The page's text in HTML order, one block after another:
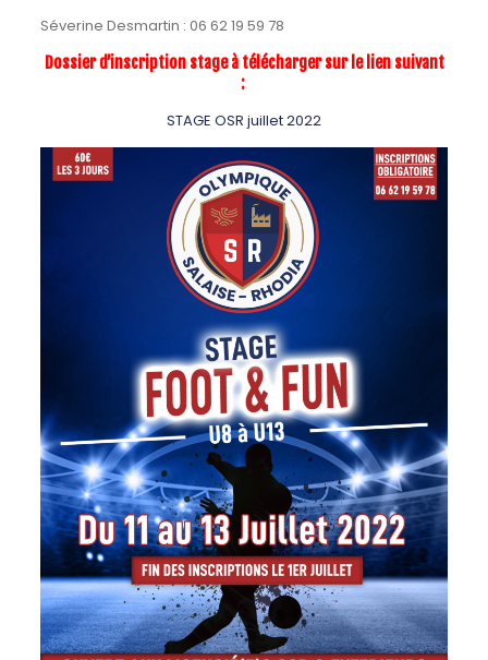
Séverine Desmartin : 06 62 19 59 78
Dossier d’inscription stage à télécharger sur le lien suivant
:
STAGE OSR juillet 2022